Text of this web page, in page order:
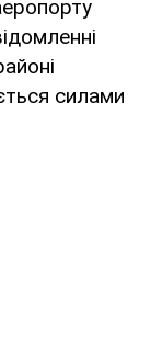
силами